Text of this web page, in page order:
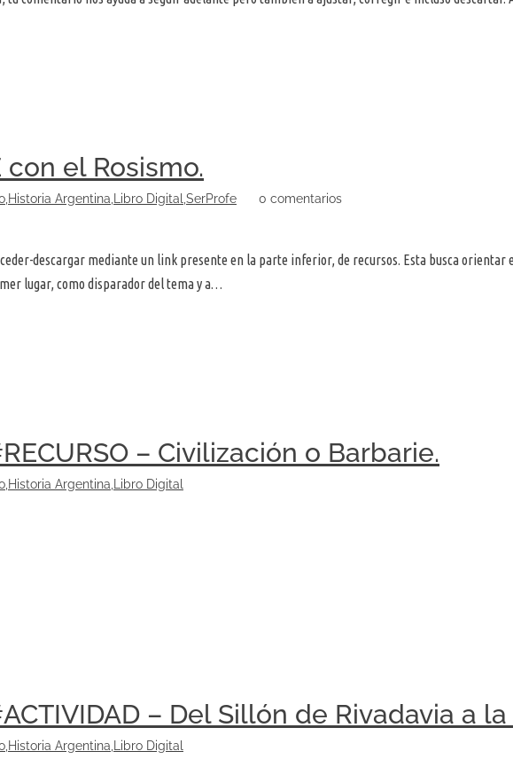
con el Rosismo.
Historia Argentina Libro Digital SerProfe 0 comentarios
descargar mediante un link presente en la parte inferior, de recursos. Esta busca
lugar, como disparador del tema y a…
– Civilización o Barbarie.
Historia Argentina Libro Digital
– Del Sillón de Rivadavia a
Historia Argentina Libro Digital